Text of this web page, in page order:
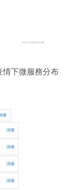
情下微服務分布